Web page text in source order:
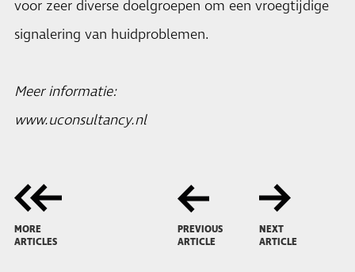
voor zeer diverse doelgroepen om een vroegtijdige
signalering van huidproblemen.
Meer informatie:
www.uconsultancy.nl
MORE
ARTICLES
PREVIOUS
ARTICLE
NEXT
ARTICLE